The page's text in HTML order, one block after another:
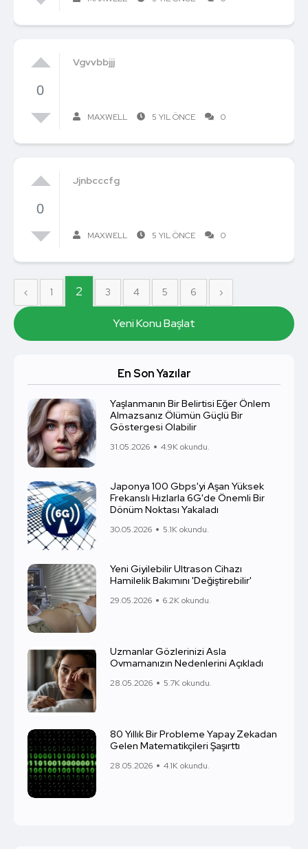
0
Vgvvbbjjj
MAXWELL 5 YIL ÖNCE 0
0
Jjnbcccfg
MAXWELL 5 YIL ÖNCE 0
‹ 1 2 3 4 5 6 ›
Yeni Konu Başlat
En Son Yazılar
Yaşlanmanın Bir Belirtisi Eğer Önlem
Almazsanız Ölümün Güçlü Bir
Göstergesi Olabilir
31.05.2026 4.9K okundu.
Japonya 100 Gbps'yi Aşan Yüksek
Frekanslı Hızlarla 6G'de Önemli Bir
Dönüm Noktası Yakaladı
30.05.2026 5.1K okundu.
Yeni Giyilebilir Ultrason Cihazı
Hamilelik Bakımını 'Değiştirebilir'
29.05.2026 6.2K okundu.
Uzmanlar Gözlerinizi Asla
Ovmamanızın Nedenlerini Açıkladı
28.05.2026 5.7K okundu.
80 Yıllık Bir Probleme Yapay Zekadan
Gelen Matematikçileri Şaşırttı
28.05.2026 4.1K okundu.